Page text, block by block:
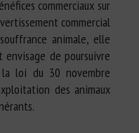
commerciaux sur
commercial
animale, elle
de poursuivre
loi du 30 novembre
des animaux